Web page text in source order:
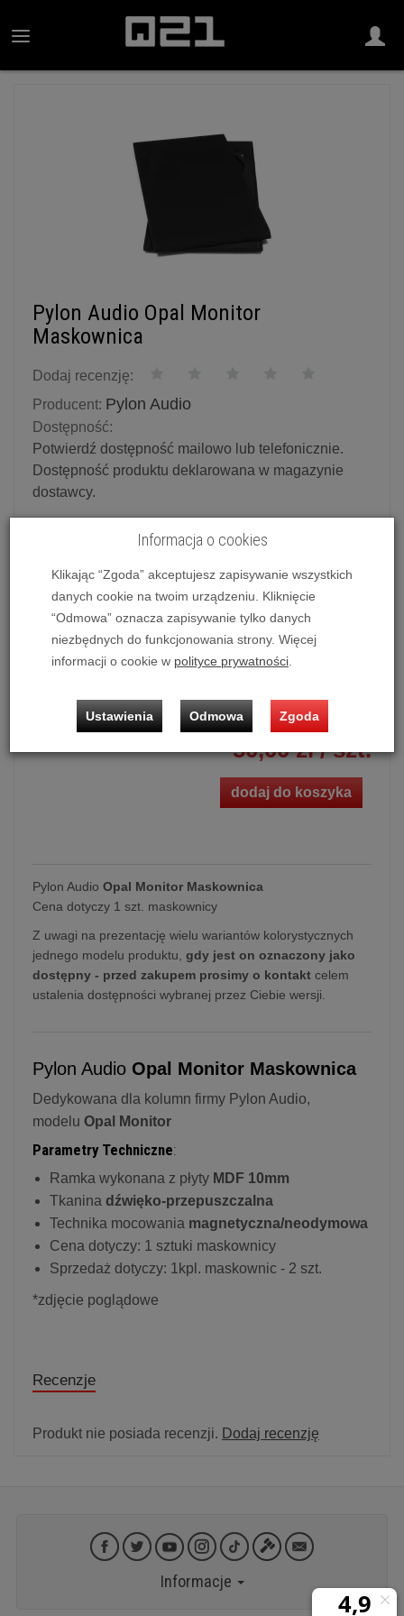
Pylon Audio Opal Monitor
Maskownica
Dodaj recenzję:
Producent: Pylon Audio
Dostępność:
Potwierdź dostępność mailowo lub telefonicznie.
Dostępność produktu deklarowana w magazynie
dostawcy.
Powiadom o dostępności
Historia ceny
Kolor
Czarny
Ilość:
50,00 zł/ szt.
dodaj do koszyka
Pylon Audio Opal Monitor Maskownica
Cena dotyczy 1 szt. maskownicy
Z uwagi na prezentację wielu wariantów kolorystycznych
jednego modelu produktu, gdy jest on oznaczony jako
dostępny - przed zakupem prosimy o kontakt celem
ustalenia dostępności wybranej przez Ciebie wersji.
Pylon Audio Opal Monitor Maskownica
Dedykowana dla kolumn firmy Pylon Audio,
modelu Opal Monitor
Parametry Techniczne:
Ramka wykonana z płyty MDF 10mm
Tkanina dźwięko-przepuszczalna
Technika mocowania magnetyczna/neodymowa
Cena dotyczy: 1 sztuki maskownicy
Sprzedaż dotyczy: 1kpl. maskownic - 2 szt.
*zdjęcie poglądowe
Recenzje
Produkt nie posiada recenzji. Dodaj recenzję
Informacje
Informacja o cookies
Klikając “Zgoda” akceptujesz zapisywanie wszystkich
danych cookie na twoim urządzeniu. Kliknięcie
“Odmowa” oznacza zapisywanie tylko danych
niezbędnych do funkcjonowania strony. Więcej
informacji o cookie w polityce prywatności.
Ustawienia Odmowa Zgoda